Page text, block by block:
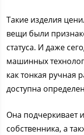
Такие изделия
вещи были
статуса. И даже
машинных
как тонкая ручная
доступна
Она подчеркивает
собственника, а